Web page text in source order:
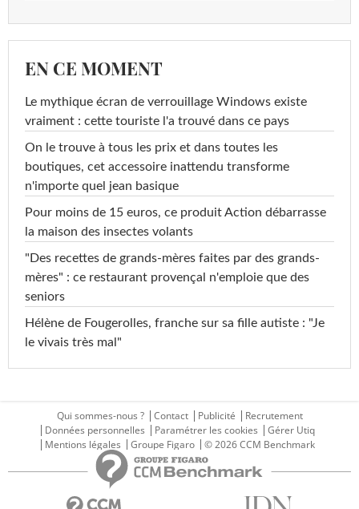
EN CE MOMENT
Le mythique écran de verrouillage Windows existe
vraiment : cette touriste l'a trouvé dans ce pays
On le trouve à tous les prix et dans toutes les
boutiques, cet accessoire inattendu transforme
n'importe quel jean basique
Pour moins de 15 euros, ce produit Action débarrasse
la maison des insectes volants
"Des recettes de grands-mères faites par des grands-
mères" : ce restaurant provençal n'emploie que des
seniors
Hélène de Fougerolles, franche sur sa fille autiste : "Je
le vivais très mal"
Qui sommes-nous ? Contact Publicité
Recrutement
Données personnelles
Paramétrer les cookies
Gérer Utiq
Mentions légales
Groupe Figaro © 2026 CCM Benchmark